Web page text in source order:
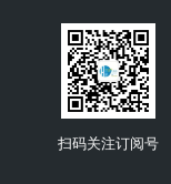
扫码关注订阅号